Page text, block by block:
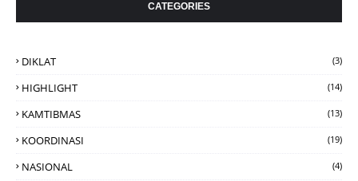
CATEGORIES
DIKLAT (3)
HIGHLIGHT (14)
KAMTIBMAS (13)
KOORDINASI (19)
NASIONAL (4)